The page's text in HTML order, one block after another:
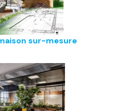
sur-mesure